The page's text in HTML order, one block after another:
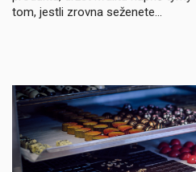
tom, jestli zrovna seženete...